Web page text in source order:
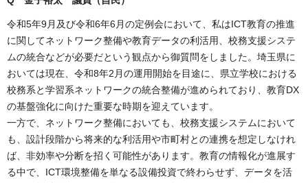
令和5年9月及び令和6年6月の定例会において、私はICT教育の推進
に関してネットワーク整備や教育データの利活用、校務支援システ
ムの統合などが必要だという観点から御質問をしました。埼玉県に
おいては現在、令和8年2月の運用開始を目途に、県立学校における
校務系と学習系ネットワークの統合整備が進められており、教育DX
の基盤強化に向けた重要な時期を迎えています。
一方で、ネットワーク整備においても、校務支援システムにおいて
も、設計段階から将来的な利活用や市町村との連携を想定しなけれ
ば、非効率や分断を招く可能性があります。教育の情報化が進展す
る中で、ICT環境整備を単なる設備投資で終わらせず、データを活